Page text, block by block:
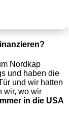
Nordkap
und haben die
und wir hatten
wir, wo wir
in die USA